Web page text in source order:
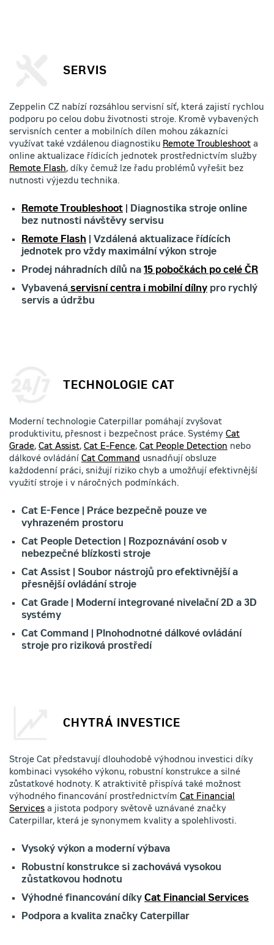
SERVIS
Zeppelin CZ nabízí rozsáhlou servisní síť, která zajistí rychlou
podporu po celou dobu životnosti stroje. Kromě vybavených
servisních center a mobilních dílen mohou zákazníci
využívat také vzdálenou diagnostiku Remote Troubleshoot a
online aktualizace řídicích jednotek prostřednictvím služby
Remote Flash, díky čemuž lze řadu problémů vyřešit bez
nutnosti výjezdu technika.
Remote Troubleshoot | Diagnostika stroje online
bez nutnosti návštěvy servisu
Remote Flash | Vzdálená aktualizace řídících
jednotek pro vždy maximální výkon stroje
Prodej náhradních dílů na 15 pobočkách po celé ČR
Vybavená servisní centra i mobilní dílny pro rychlý
servis a údržbu
TECHNOLOGIE CAT
Moderní technologie Caterpillar pomáhají zvyšovat
produktivitu, přesnost i bezpečnost práce. Systémy Cat
Grade, Cat Assist, Cat E-Fence, Cat People Detection nebo
dálkové ovládání Cat Command usnadňují obsluze
každodenní práci, snižují riziko chyb a umožňují efektivnější
využití stroje i v náročných podmínkách.
Cat E-Fence | Práce bezpečně pouze ve
vyhrazeném prostoru
Cat People Detection | Rozpoznávání osob v
nebezpečné blízkosti stroje
Cat Assist | Soubor nástrojů pro efektivnější a
přesnější ovládání stroje
Cat Grade | Moderní integrované nivelační 2D a 3D
systémy
Cat Command | Plnohodnotné dálkové ovládání
stroje pro riziková prostředí
CHYTRÁ INVESTICE
Stroje Cat představují dlouhodobě výhodnou investici díky
kombinaci vysokého výkonu, robustní konstrukce a silné
zůstatkové hodnoty. K atraktivitě přispívá také možnost
výhodného financování prostřednictvím Cat Financial
Services a jistota podpory světově uznávané značky
Caterpillar, která je synonymem kvality a spolehlivosti.
Vysoký výkon a moderní výbava
Robustní konstrukce si zachovává vysokou
zůstatkovou hodnotu
Výhodné financování díky Cat Financial Services
Podpora a kvalita značky Caterpillar